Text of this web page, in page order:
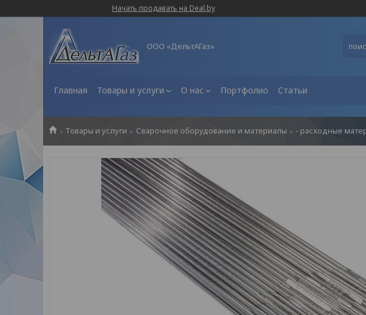
Начать продавать на Deal.by
ООО «ДельтАГаз»
Главная Товары и услуги О нас Портфолио Статьи
Товары и услуги Сварочное оборудование и материалы - расходные